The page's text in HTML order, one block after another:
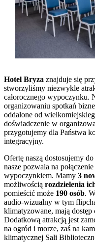
Hotel Bryza znajduje się
stworzyliśmy niezwykle
całorocznego wypoczynku.
organizowaniu spotkań
oddalone od
doświadczenie w
przygotujemy dla Państwa
integracyjny.
Ofertę naszą dostosujemy
nasze pozwala na
wypoczynkiem. Mamy 3
możliwością rozdzielenia
pomieścić może 190 osób.
audio-wizualny w tym
klimatyzowane, mają dostęp
Dodatkową atrakcją jest
na ogród i morze, zaś na
klimatycznej Sali